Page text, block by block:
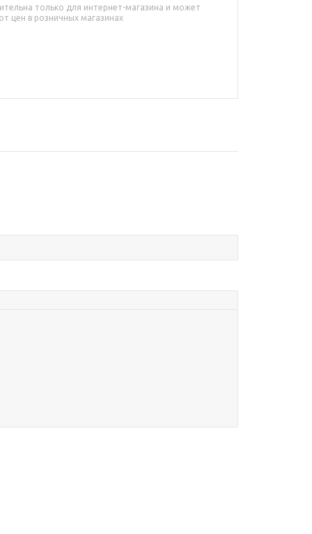
только для интернет-магазина и может
цен в розничных магазинах